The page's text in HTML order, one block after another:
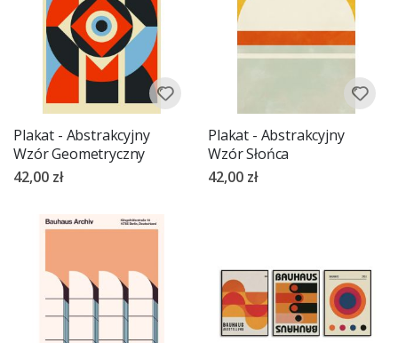
Plakat - Abstrakcyjny
Wzór Geometryczny
42,00 zł
Plakat - Abstrakcyjny
Wzór Słońca
42,00 zł